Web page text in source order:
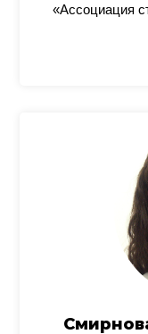
«Ассоциация